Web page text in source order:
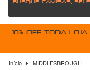
10% OFF toda loja
Início MIDDLESBROUGH